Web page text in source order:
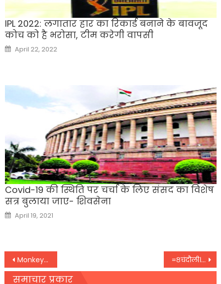
IPL 2022: लगातार हार का रिकार्ड बनाने के बावजूद
कोच को है भरोसा, टीम करेगी वापसी
Posted
on
April 22, 2022
Covid-19 की स्थिति पर चर्चा के लिए संसद का विशेष
सत्र बुलाया जाए- शिवसेना
Posted
on
April 19, 2021
Post
navigation
Monkeypox: भारत में मिला मंकीपाक्स का एक और मामला, केरल के मरीज में हुई पुष्टि =८चंदौली। किसानों के साथ हो रहा सौतेला व्यवहार
समाचार प्रकार